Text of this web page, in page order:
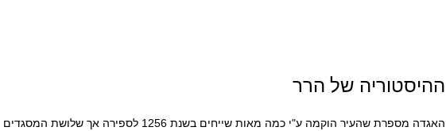
ההיסטוריה של הרר
האגדה מספרת שהעיר הוקמה ע"י כמה מאות שייחים בשנת 1256 לספירה אך שלושת המסגדים